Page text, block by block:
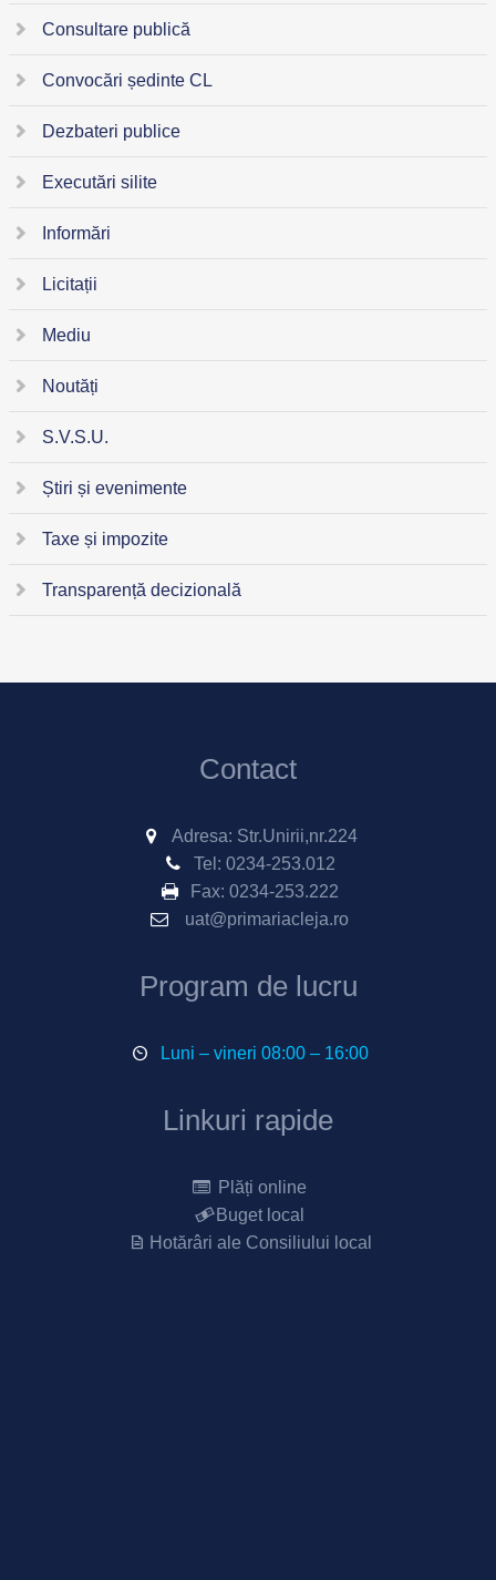
Consultare publică
Convocări ședinte CL
Dezbateri publice
Executări silite
Informări
Licitații
Mediu
Noutăți
S.V.S.U.
Știri și evenimente
Taxe și impozite
Transparență decizională
Contact
Adresa: Str.Unirii,nr.224
Tel: 0234-253.012
Fax: 0234-253.222
uat@primariacleja.ro
Program de lucru
Luni – vineri 08:00 – 16:00
Linkuri rapide
Plăți online
Buget local
Hotărâri ale Consiliului local